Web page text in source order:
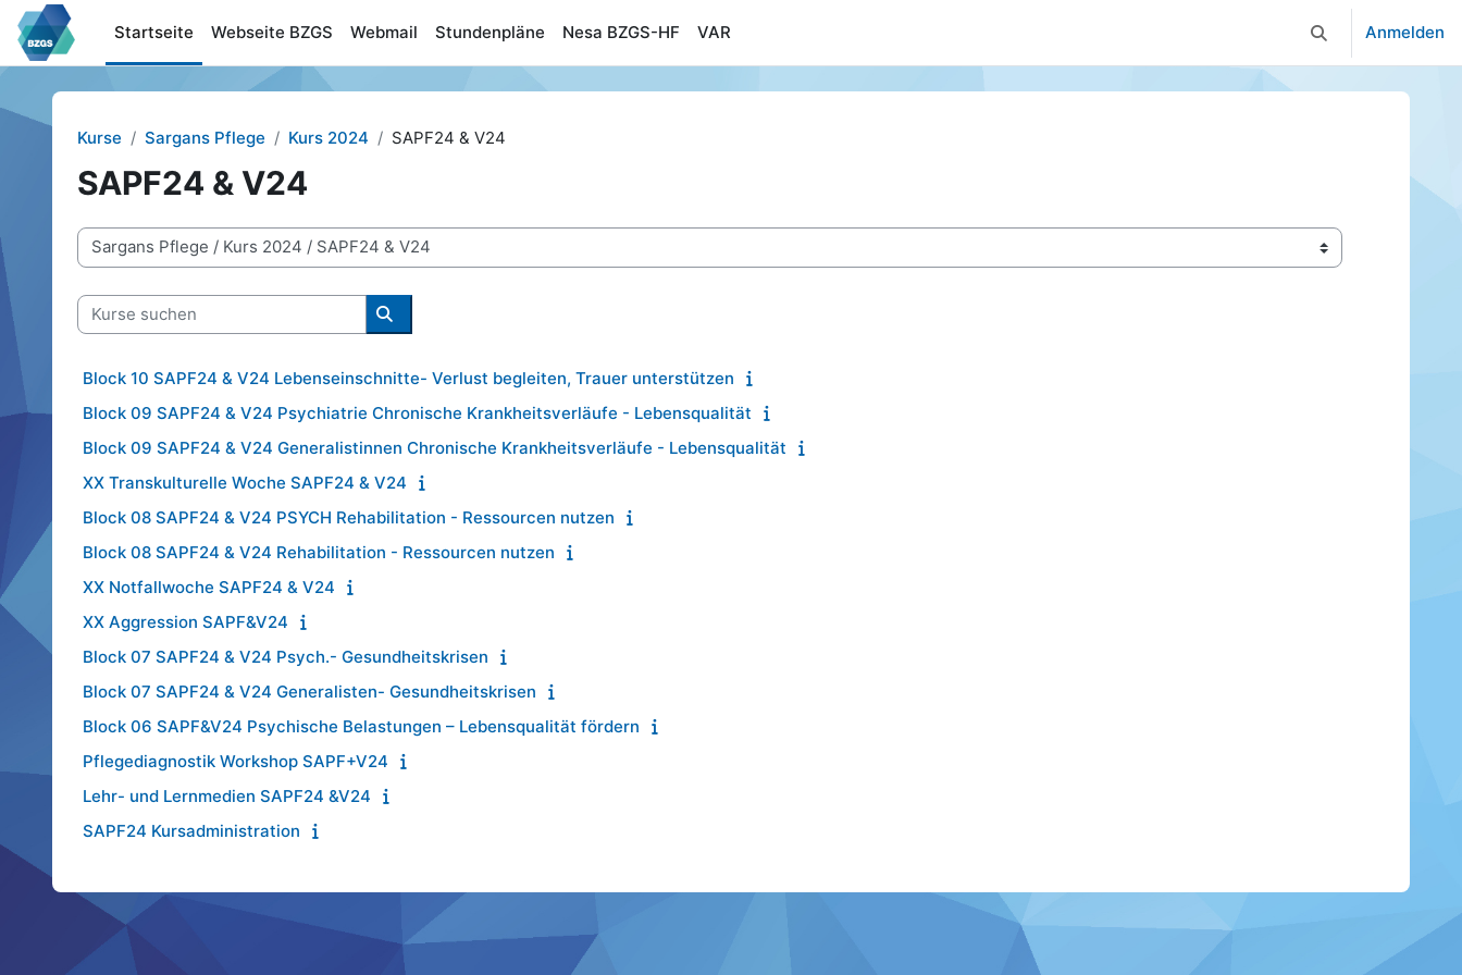
Zum Hauptinhalt
Startseite
Webseite BZGS Webmail Stundenpläne Nesa BZGS-HF VAR Sucheingabe
Anmelden
Kurse Sargans Pflege Kurs 2024 SAPF24 & V24
SAPF24 & V24
Kursbereiche
Kurse suchen
Kurse suchen
Block 10 SAPF24 & V24 Lebenseinschnitte- Verlust begleiten, Trauer unterstützen
Block 09 SAPF24 & V24 Psychiatrie Chronische Krankheitsverläufe - Lebensqualität
Block 09 SAPF24 & V24 Generalistinnen Chronische Krankheitsverläufe - Lebensqualität
XX Transkulturelle Woche SAPF24 & V24
Block 08 SAPF24 & V24 PSYCH Rehabilitation - Ressourcen nutzen
Block 08 SAPF24 & V24 Rehabilitation - Ressourcen nutzen
XX Notfallwoche SAPF24 & V24
XX Aggression SAPF&V24
Block 07 SAPF24 & V24 Psych.- Gesundheitskrisen
Block 07 SAPF24 & V24 Generalisten- Gesundheitskrisen
Block 06 SAPF&V24 Psychische Belastungen – Lebensqualität fördern
Pflegediagnostik Workshop SAPF+V24
Lehr- und Lernmedien SAPF24 &V24
SAPF24 Kursadministration